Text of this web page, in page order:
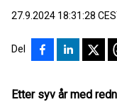
27.9.2024 18:31:28
Del
Etter syv år med